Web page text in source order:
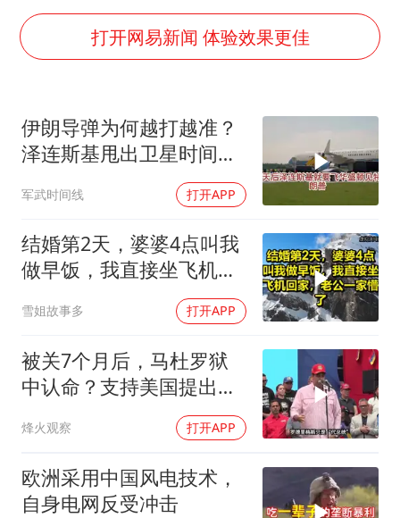
公司“上四休三”但要降薪1000元
97岁英国奶奶飞上天再破吉尼斯纪录
“中国蔬菜之乡”最高温达41.8℃
如何把百年大党建设得更加坚强有力？
打开网易新闻 体验效果更佳
伊朗导弹为何越打越准？
泽连斯基甩出卫星时间
表，特朗普：我去问问普
京
军武时间线 打开APP
结婚第2天，婆婆4点叫我
做早饭，我直接坐飞机回
家，老公一家懵了！
雪姐故事多 打开APP
被关7个月后，马杜罗狱
中认命？支持美国提出的
烽火观察 打开APP
欧洲采用中国风电技术，
自身电网反受冲击